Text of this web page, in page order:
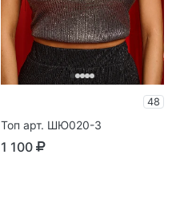
48
Топ арт. ШЮ020-3
1 100